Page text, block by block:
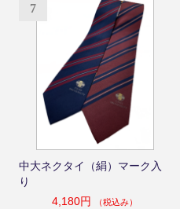
7
中大ネクタイ（絹）マーク入
り
4,180円
（税込み）